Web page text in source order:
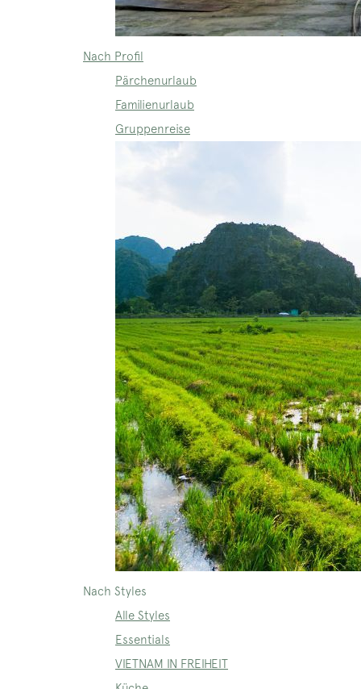
Nach Profil
Pärchenurlaub
Familienurlaub
Gruppenreise
Nach Styles
Alle Styles
Essentials
VIETNAM IN FREIHEIT